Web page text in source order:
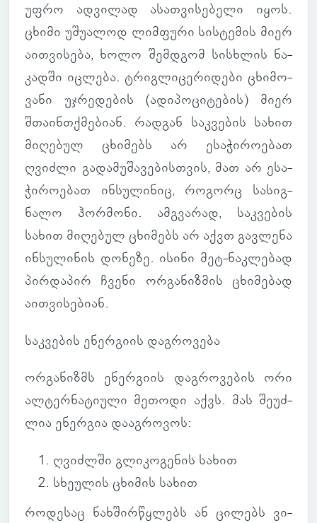
უფრო ად­ვი­ლად ასათ­ვი­სე­ბელი იყოს.
ცხიმი უშუ­ა­ლოდ ლიმ­ფური სის­ტე­მის მიერ
აით­ვი­სება, ხოლო შემ­დგომ სის­ხლის ნა­
კადში იც­ლება. ტრიგ­ლი­ცე­რი­დები ცხი­მო­
ვანი უჯრე­დე­ბის (ადი­პო­ცი­ტე­ბის) მიერ
შთა­ინ­თქმე­ბიან. რად­გან საკ­ვე­ბის სახით
მი­ღე­ბულ ცხი­მებს არ ესა­ჭი­რო­ე­ბათ
ღვიძლი გა­და­მუ­შა­ვე­ბის­თვის, მათ არ ესა­
ჭი­რო­ე­ბათ ინ­სუ­ლი­ნიც, რო­გორც სა­სიგ­
ნალო ჰორ­მონი. ამ­გვა­რად, საკ­ვე­ბის
სახით მი­ღე­ბულ ცხი­მებს არ აქვთ გავ­ლენა
ინ­სუ­ლი­ნის დო­ნეზე. ისინი მეტ-ნაკ­ლე­ბად
პირ­და­პირ ჩვენი ორ­გა­ნიზ­მის ცხი­მე­ბად
აით­ვი­სე­ბიან.
საკ­ვე­ბის ენერ­გიის დაგ­რო­ვება
ორ­გა­ნიზმს ენერ­გიის დაგ­რო­ვე­ბის ორი
ალ­ტერ­ნა­ტი­ული მე­თოდი აქვს. მას შე­უძ­
ლია ენერ­გია და­აგ­რო­ვოს:
ღვიძ­ლში გლი­კო­გე­ნის სახით
სხე­უ­ლის ცხი­მის სახით
რო­დე­საც ნახ­შირ­წყლებს ან ცი­ლებს ვი­